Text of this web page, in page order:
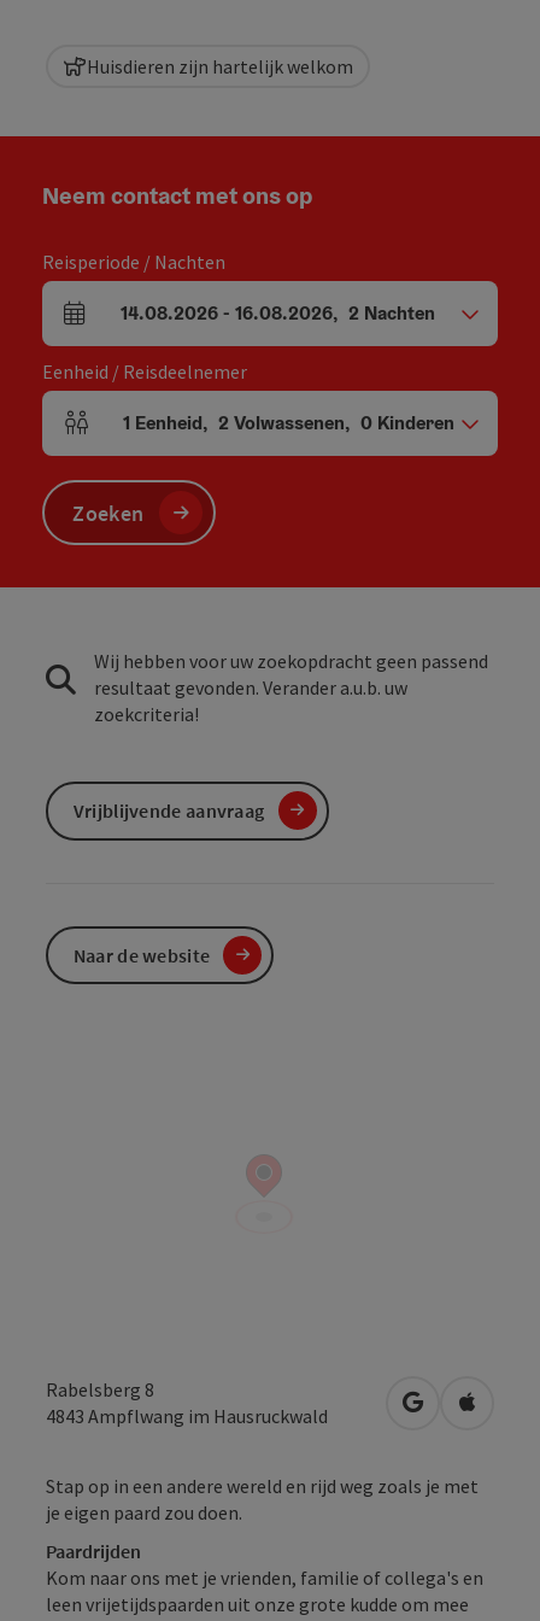
Huisdieren zijn hartelijk welkom
Rabelsberg 8
4843 Ampflwang im Hausruckwald Openen in
Stap op in een andere wereld en rijd weg zoals je met
je eigen paard zou doen.
Paardrijden
Kom naar ons met je vrienden, familie of collega's en
leen vrijetijdspaarden uit onze grote kudde om mee
Neem contact met ons op
Reisperiode / Nachten
Velden voor aankomst en vertrek
14.08.2026- 16.08.2026, 2 Nachten
Eenheid / Reisdeelnemer
Aantal eenheden en persoonsvelden
1 Eenheid, 2 Volwassenen, 0 Kinderen
Zoeken
Wij hebben voor uw zoekopdracht geen passend
resultaat gevonden. Verander a.u.b. uw
zoekcriteria!
Vrijblijvende aanvraag
Naar de website